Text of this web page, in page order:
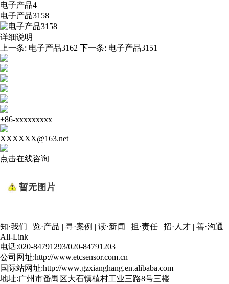
电子产品4
电子产品3158
详细说明
上一条: 电子产品3162 下一条: 电子产品3151
+86-xxxxxxxxx
XXXXXX@163.net
点击在线咨询
知·我们 | 览·产品 | 寻·案例 | 读·新闻 | 担·责任 | 招·人才 | 善·沟通 |
All-Link
电话:020-84791293/020-84791203
公司网址:http://www.etcsensor.com.cn
国际站网址:http://www.gzxianghang.en.alibaba.com
地址:广州市番禺区大石镇植村工业三路8号三楼